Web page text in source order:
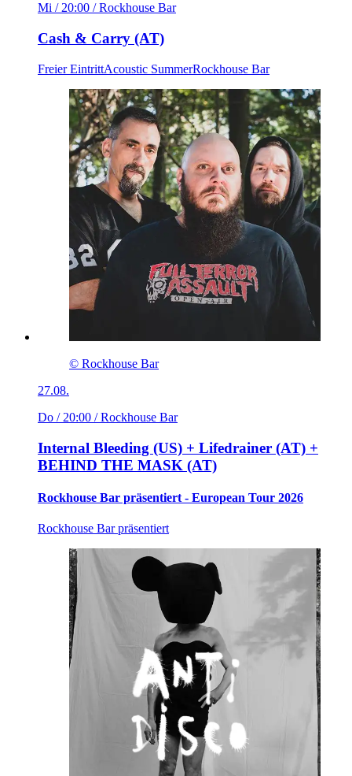
Mi / 20:00 / Rockhouse Bar
Cash & Carry (AT)
Freier EintrittAcoustic SummerRockhouse Bar
© Rockhouse Bar
27.08.
Do / 20:00 / Rockhouse Bar
Internal Bleeding (US) + Lifedrainer (AT) +
BEHIND THE MASK (AT)
Rockhouse Bar präsentiert - European Tour 2026
Rockhouse Bar präsentiert